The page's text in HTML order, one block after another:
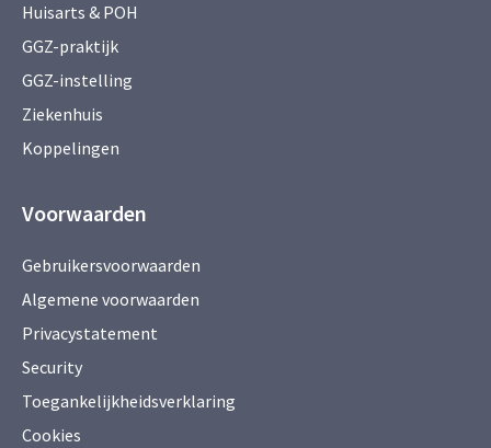
Huisarts & POH
GGZ-praktijk
GGZ-instelling
Ziekenhuis
Koppelingen
Voorwaarden
Gebruikersvoorwaarden
Algemene voorwaarden
Privacystatement
Security
Toegankelijkheidsverklaring
Cookies